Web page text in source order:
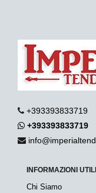
+393393833719
+393393833719
INFORMAZIONI UTILI
Chi Siamo